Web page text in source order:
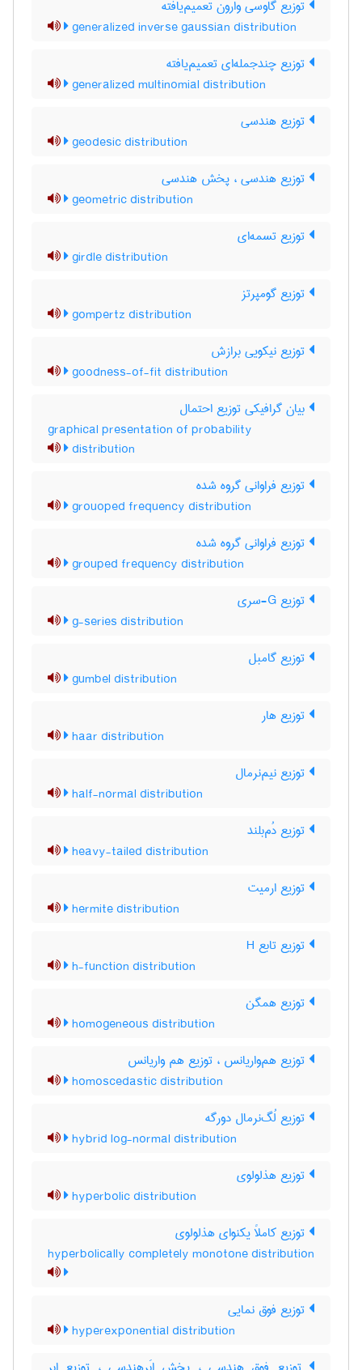
توزیع گاوسی وارون تعمیم‌یافته
generalized inverse gaussian distribution
توزیع چندجمله‌ای تعمیم‌یافته
generalized multinomial distribution
توزیع هندسی
geodesic distribution
توزیع هندسی ، پخش هندسی
geometric distribution
توزیع تسمه‌ای
girdle distribution
توزیع گومپرتز
gompertz distribution
توزیع نیکویی برازش
goodness-of-fit distribution
بیان گرافیکی توزیع احتمال
graphical presentation of probability
distribution
توزیع فراوانی گروه شده
grouoped frequency distribution
توزیع فراوانی گروه شده
grouped frequency distribution
توزیع G-سری
g-series distribution
توزیع گامبل
gumbel distribution
توزیع هار
haar distribution
توزیع نیم‌نرمال
half-normal distribution
توزیع دُم‌بلند
heavy-tailed distribution
توزیع ارمیت
hermite distribution
توزیع تابع H
h-function distribution
توزیع همگن
homogeneous distribution
توزیع هم‌واریانس ، توزیع هم واریانس
homoscedastic distribution
توزیع لُگ‌نرمال دورگه
hybrid log-normal distribution
توزیع هذلولوی
hyperbolic distribution
توزیع کاملاً یکنوای هذلولوی
hyperbolically completely monotone distribution
توزیع فوق نمایی
hyperexponential distribution